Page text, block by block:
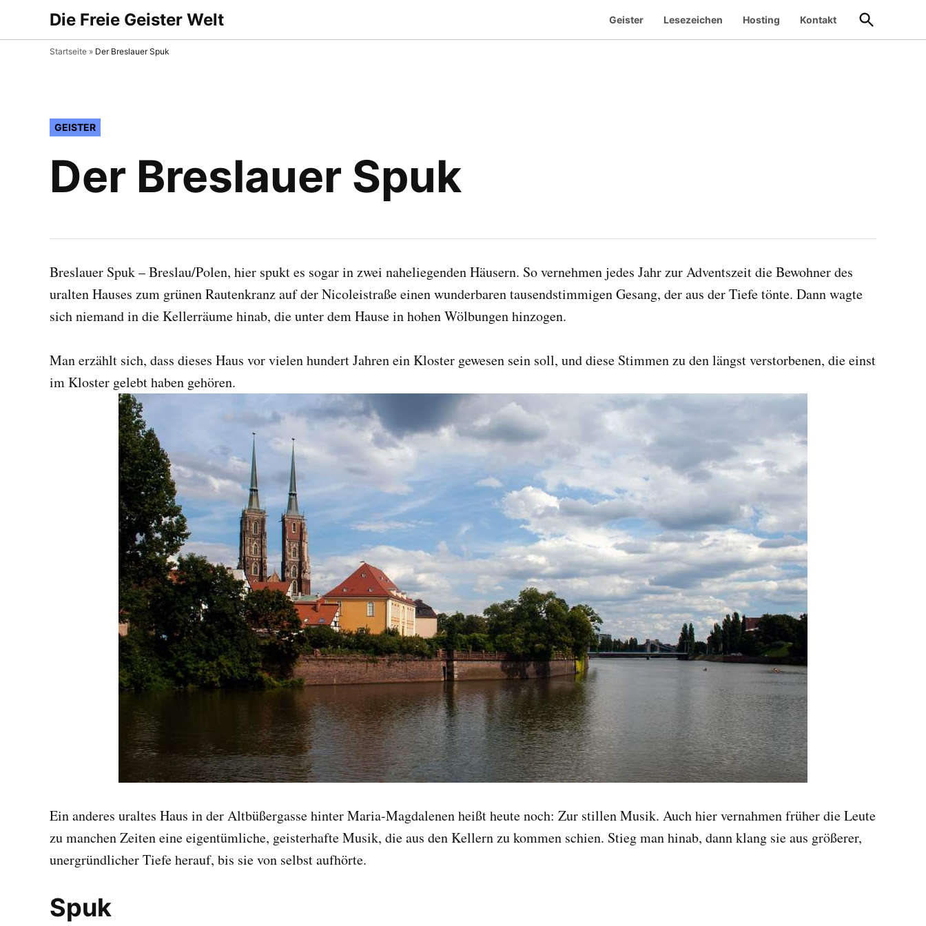
Die Freie Geister Welt
Gibt es Geister oder nicht Geister Lesezeichen Hosting Kontakt
Suche
öffnen
Startseite » Der Breslauer Spuk
VERÖFFENTLICHT
IN
GEISTER
Der Breslauer Spuk
Breslauer Spuk – Breslau/Polen, hier spukt es sogar in zwei naheliegenden Häusern. So vernehmen jedes Jahr zur Adventszeit die Bewohner des
uralten Hauses zum grünen Rautenkranz auf der Nicoleistraße einen wunderbaren tausendstimmigen Gesang, der aus der Tiefe tönte. Dann wagte
sich niemand in die Kellerräume hinab, die unter dem Hause in hohen Wölbungen hinzogen.
Man erzählt sich, dass dieses Haus vor vielen hundert Jahren ein Kloster gewesen sein soll, und diese Stimmen zu den längst verstorbenen, die einst
im Kloster gelebt haben gehören.
Ein anderes uraltes Haus in der Altbüßergasse hinter Maria-Magdalenen heißt heute noch: Zur stillen Musik. Auch hier vernahmen früher die Leute
zu manchen Zeiten eine eigentümliche, geisterhafte Musik, die aus den Kellern zu kommen schien. Stieg man hinab, dann klang sie aus größerer,
unergründlicher Tiefe herauf, bis sie von selbst aufhörte.
Spuk